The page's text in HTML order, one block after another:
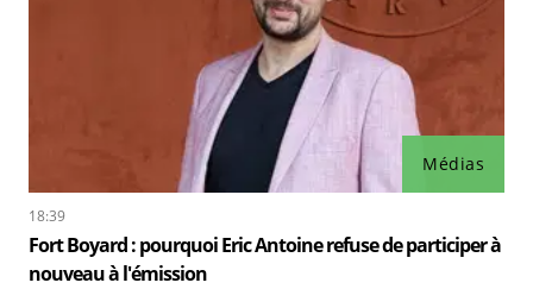
Médias
18:39
Fort Boyard : pourquoi Eric Antoine refuse de participer à
nouveau à l'émission